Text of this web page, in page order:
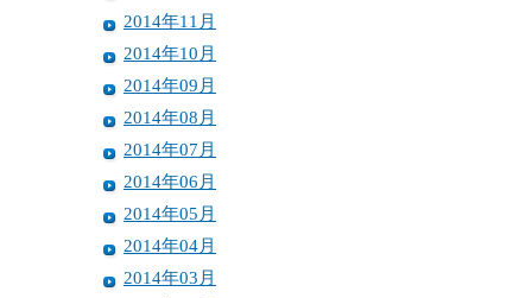
2014年11月
2014年10月
2014年09月
2014年08月
2014年07月
2014年06月
2014年05月
2014年04月
2014年03月